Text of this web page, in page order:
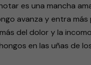
es una mancha
avanza y entra
del dolor y la
en las uñas de